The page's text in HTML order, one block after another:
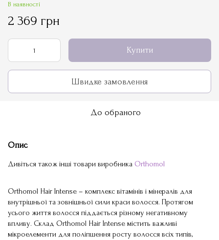
В наявності
2 369 грн
Купити
Швидке замовлення
До обраного
Опис
Дивіться також інші товари виробника Orthomol
Orthomol Hair Intense – комплекс вітамінів і мінералів для
внутрішньої та зовнішньої сили краси волосся. Протягом
усього життя волосся піддається різному негативному
впливу. Склад Orthomol Hair Intense містить важливі
мікроелементи для поліпшення росту волосся всіх типів,